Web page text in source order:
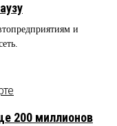
и
200 миллионов